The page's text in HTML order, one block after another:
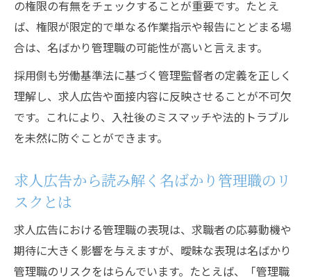
の権限の有無をチェックすることが重要です。たとえ
ば、権限が限定的で単なる作業指示や報告にとどまる場
合は、名ばかり管理職の可能性が高いと言えます。
採用側も労働基準法に基づく管理監督者の定義を正しく
理解し、求人広告や面接内容に反映させることが不可欠
です。これにより、入社後のミスマッチや法的トラブル
を未然に防ぐことができます。
求人広告から読み解く名ばかり管理職のリ
スクとは
求人広告における管理職の表現は、求職者の応募動機や
期待に大きく影響を与えますが、曖昧な表現は名ばかり
管理職のリスクをはらんでいます。たとえば、「管理職